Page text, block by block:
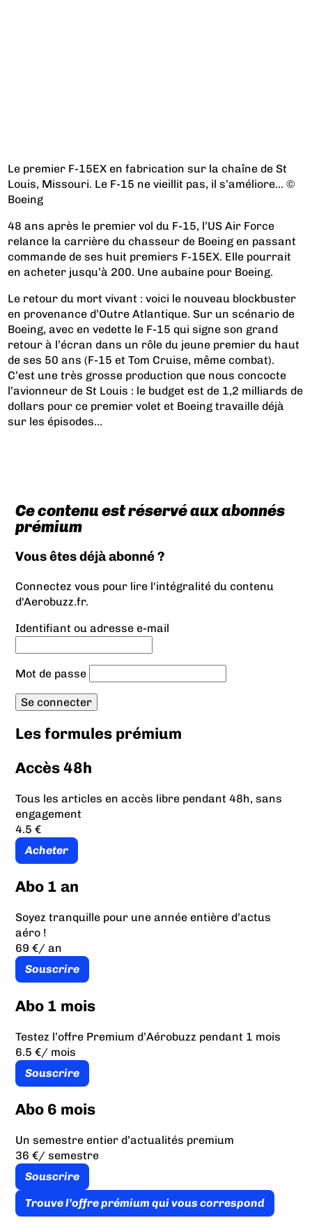
Le premier F-15EX en fabrication sur la chaîne de St
Louis, Missouri. Le F-15 ne vieillit pas, il s’améliore… ©
Boeing
48 ans après le premier vol du F-15, l’US Air Force
relance la carrière du chasseur de Boeing en passant
commande de ses huit premiers F-15EX. Elle pourrait
en acheter jusqu’à 200. Une aubaine pour Boeing.
Le retour du mort vivant : voici le nouveau blockbuster
en provenance d’Outre Atlantique. Sur un scénario de
Boeing, avec en vedette le F-15 qui signe son grand
retour à l’écran dans un rôle du jeune premier du haut
de ses 50 ans (F-15 et Tom Cruise, même combat).
C’est une très grosse production que nous concocte
l’avionneur de St Louis : le budget est de 1,2 milliards de
dollars pour ce premier volet et Boeing travaille déjà
sur les épisodes...
Ce contenu est réservé aux abonnés
prémium
Vous êtes déjà abonné ?
Connectez vous pour lire l'intégralité du contenu
d'Aerobuzz.fr.
Identifiant ou adresse e-mail
Mot de passe
Les formules prémium
Accès 48h
Tous les articles en accès libre pendant 48h, sans
engagement
4.5 €
Acheter
Abo 1 an
Soyez tranquille pour une année entière d’actus
aéro !
69 €/ an
Souscrire
Abo 1 mois
Testez l’offre Premium d’Aérobuzz pendant 1 mois
6.5 €/ mois
Souscrire
Abo 6 mois
Un semestre entier d’actualités premium
36 €/ semestre
Souscrire
Trouve l’offre prémium qui vous correspond